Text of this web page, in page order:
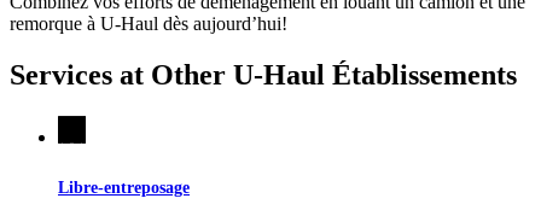
remorque à U-Haul dès aujourd’hui!
Services at Other U-Haul Établissements
Libre-entreposage